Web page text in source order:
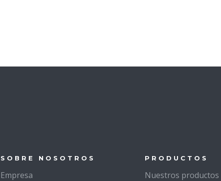
SOBRE NOSOTROS
Empresa
PRODUCTOS
Nuestros productos